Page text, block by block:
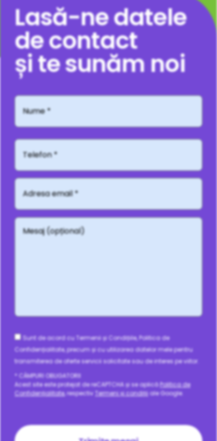
Lasă-ne datele
de contact
și te sunăm noi
Mesaj
(opțional)
Nume
Telefon*
Adresă
email
* CÂMPURI OBLIGATORII
Acest site este protejat de reCAPTCHA și se aplicăPolitica de
Confidențialitate, respectiv Termeni și condițiiale Google.
Consent
Sunt de acord cu Termenii și Condițiile, Politica de
Confidențialitate, precum și cu utilizarea datelor mele pentru
transmiterea de oferte servicii solicitate sau de interes pe viitor.